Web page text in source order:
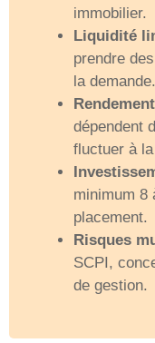
immobilier.
Liquidité
prendre
la demande.
dépendent
fluctuer à
minimum 8
placement.
Risques
SCPI,
de gestion.